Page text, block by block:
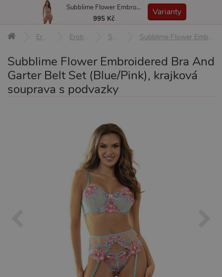
MENU
Erotické pomůcky Erotické prádlo a oblečení Soupravy prádla Subblime Flower Embroidered Bra And Garter Belt Set (Blue/Pink), krajková souprava s podvazky S/M
Subblime Flower Embroidered Bra And
Garter Belt Set (Blue/Pink), krajková
souprava s podvazky
Subblime Flower Embroidered Bra And Garter Belt Set (Blue/Pink), krajková souprava s podvazky
995 Kč
Varianty